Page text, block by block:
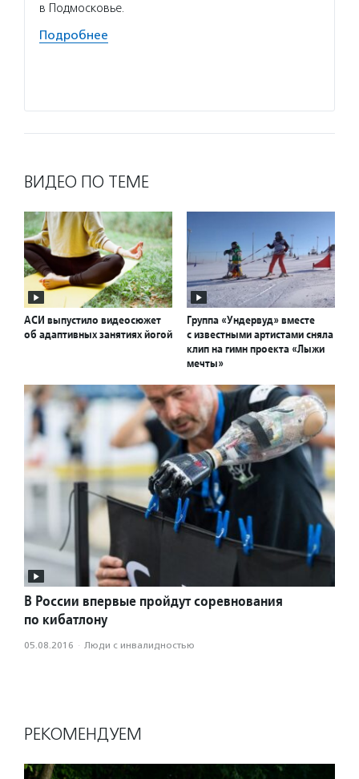
в Подмосковье.
Подробнее
ВИДЕО ПО ТЕМЕ
АСИ выпустило видеосюжет
об адаптивных занятиях йогой
Группа «Ундервуд» вместе
с известными артистами сняла
клип на гимн проекта «Лыжи
мечты»
В России впервые пройдут соревнования
по кибатлону
05.08.2016 · Люди с инвалидностью
РЕКОМЕНДУЕМ